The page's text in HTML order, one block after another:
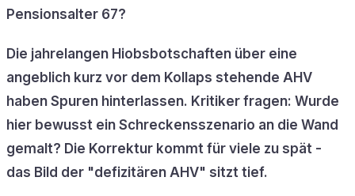
Pensionsalter 67?
Die jahrelangen Hiobsbotschaften über eine
angeblich kurz vor dem Kollaps stehende AHV
haben Spuren hinterlassen. Kritiker fragen: Wurde
hier bewusst ein Schreckensszenario an die Wand
gemalt? Die Korrektur kommt für viele zu spät -
das Bild der "defizitären AHV" sitzt tief.